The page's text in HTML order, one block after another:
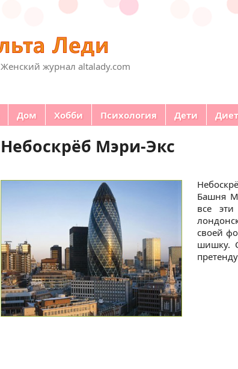
Женский журнал altalady.com
Дом Хобби Психология Дети
Небоскрёб Мэри-Экс
Башня
все
своей
шишку.